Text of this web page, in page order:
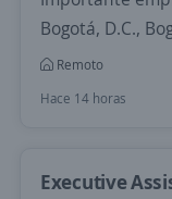
Bogotá, D.C.,
Remoto
Hace 14 horas
Executive